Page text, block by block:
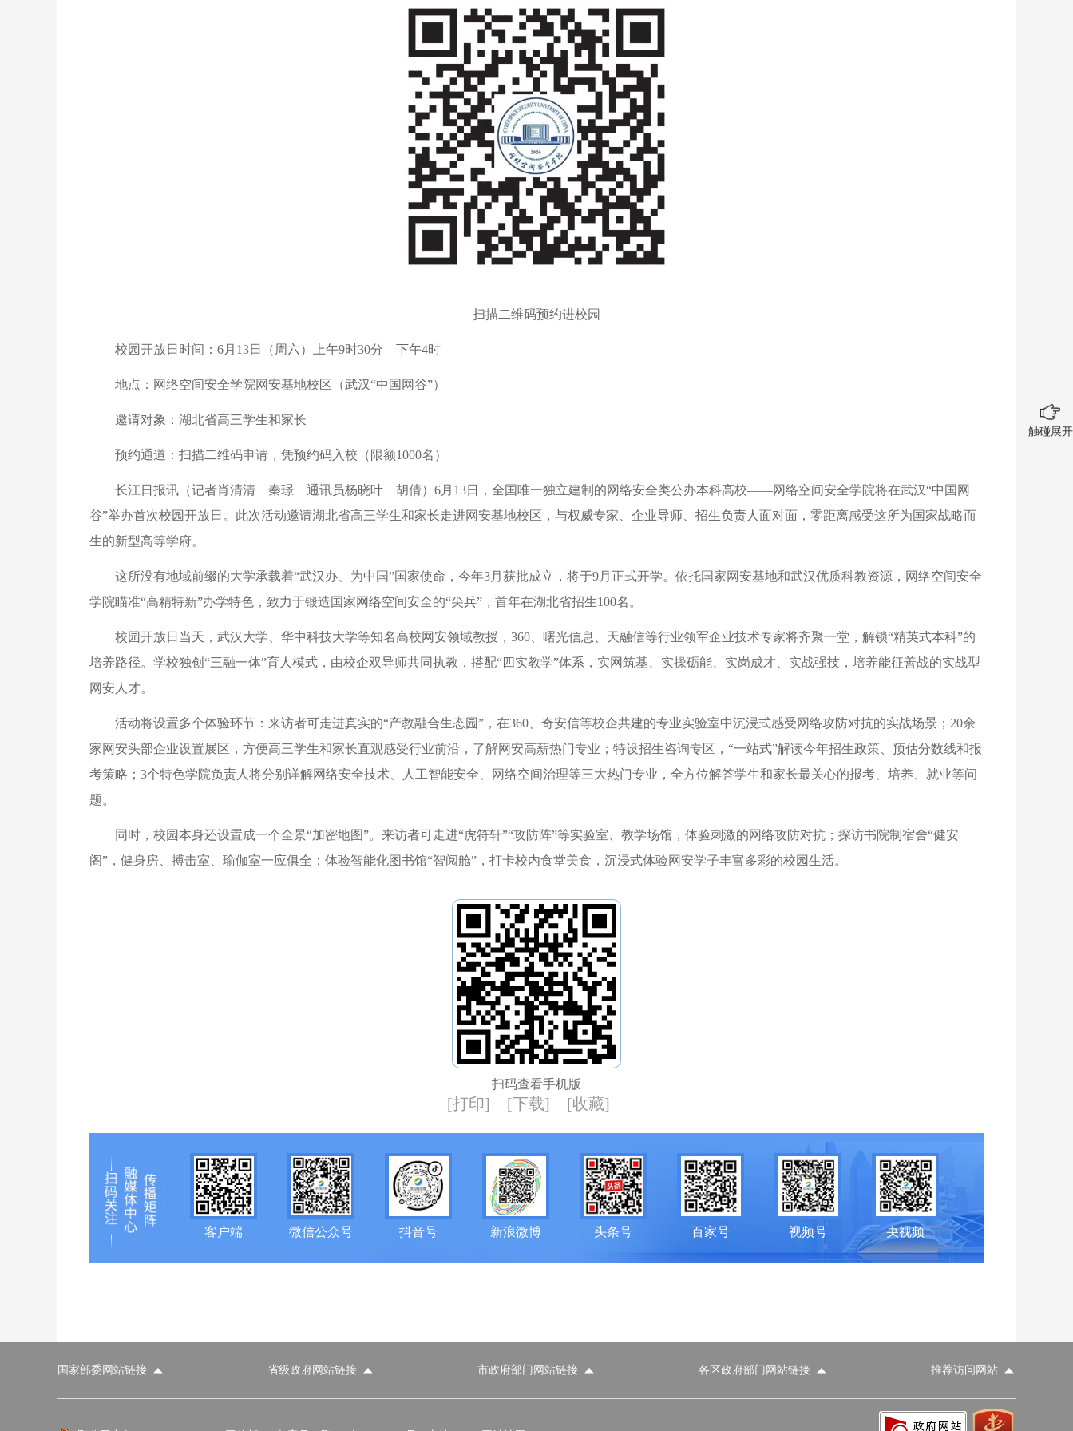
扫描二维码预约进校园
校园开放日时间：6月13日（周六）上午9时30分—下午4时
地点：网络空间安全学院网安基地校区（武汉“中国网谷”）
邀请对象：湖北省高三学生和家长
预约通道：扫描二维码申请，凭预约码入校（限额1000名）
长江日报讯（记者肖清清 秦璟 通讯员杨晓叶 胡倩）6月13日，全国唯一独立建制的网络安全类公办本科高校——网络空间安全学院将在武汉“中国网
谷”举办首次校园开放日。此次活动邀请湖北省高三学生和家长走进网安基地校区，与权威专家、企业导师、招生负责人面对面，零距离感受这所为国家战略而
生的新型高等学府。
这所没有地域前缀的大学承载着“武汉办、为中国”国家使命，今年3月获批成立，将于9月正式开学。依托国家网安基地和武汉优质科教资源，网络空间安全
学院瞄准“高精特新”办学特色，致力于锻造国家网络空间安全的“尖兵”，首年在湖北省招生100名。
校园开放日当天，武汉大学、华中科技大学等知名高校网安领域教授，360、曙光信息、天融信等行业领军企业技术专家将齐聚一堂，解锁“精英式本科”的
培养路径。学校独创“三融一体”育人模式，由校企双导师共同执教，搭配“四实教学”体系，实网筑基、实操砺能、实岗成才、实战强技，培养能征善战的实战型
网安人才。
活动将设置多个体验环节：来访者可走进真实的“产教融合生态园”，在360、奇安信等校企共建的专业实验室中沉浸式感受网络攻防对抗的实战场景；20余
家网安头部企业设置展区，方便高三学生和家长直观感受行业前沿，了解网安高薪热门专业；特设招生咨询专区，“一站式”解读今年招生政策、预估分数线和报
考策略；3个特色学院负责人将分别详解网络安全技术、人工智能安全、网络空间治理等三大热门专业，全方位解答学生和家长最关心的报考、培养、就业等问
题。
同时，校园本身还设置成一个全景“加密地图”。来访者可走进“虎符轩”“攻防阵”等实验室、教学场馆，体验刺激的网络攻防对抗；探访书院制宿舍“健安
阁”，健身房、搏击室、瑜伽室一应俱全；体验智能化图书馆“智阅舱”，打卡校内食堂美食，沉浸式体验网安学子丰富多彩的校园生活。
扫码查看手机版
[打印] [下载] [收藏]
客户端 微信公众号 抖音号 新浪微博 头条号 百家号 视频号 央视频
国家部委网站链接 省级政府网站链接 市政府部门网站链接 各区政府部门网站链接 推荐访问网站
国家部委网站 省级政府网站 市政府部门网站 各区政府部门网站 推荐访问网站
触碰展开